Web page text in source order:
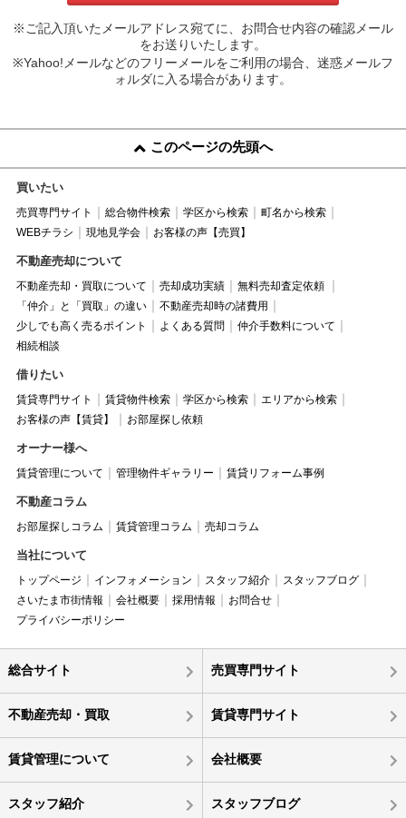
※ご記入頂いたメールアドレス宛てに、お問合せ内容の確認メール
をお送りいたします。
※Yahoo!メールなどのフリーメールをご利用の場合、迷惑メールフ
ォルダに入る場合があります。
このページの先頭へ
買いたい
売買専門サイト 総合物件検索 学区から検索
町名から検索
WEBチラシ
現地見学会 お客様の声【売買】
不動産売却について
不動産売却・買取について 売却成功実績
無料売却査定依頼
「仲介」と「買取」の違い
不動産売却時の諸費用
少しでも高く売るポイント
よくある質問
仲介手数料について
相続相談
借りたい
賃貸専門サイト 賃貸物件検索 学区から検索
エリアから検索
お客様の声【賃貸】
お部屋探し依頼
オーナー様へ
賃貸管理について 管理物件ギャラリー 賃貸リフォーム事例
不動産コラム
お部屋探しコラム 賃貸管理コラム 売却コラム
当社について
トップページ インフォメーション スタッフ紹介
スタッフブログ
さいたま市街情報
会社概要 採用情報
お問合せ
プライバシーポリシー
総合サイト 売買専門サイト
不動産売却・買取 賃貸専門サイト
賃貸管理について 会社概要
スタッフ紹介 スタッフブログ